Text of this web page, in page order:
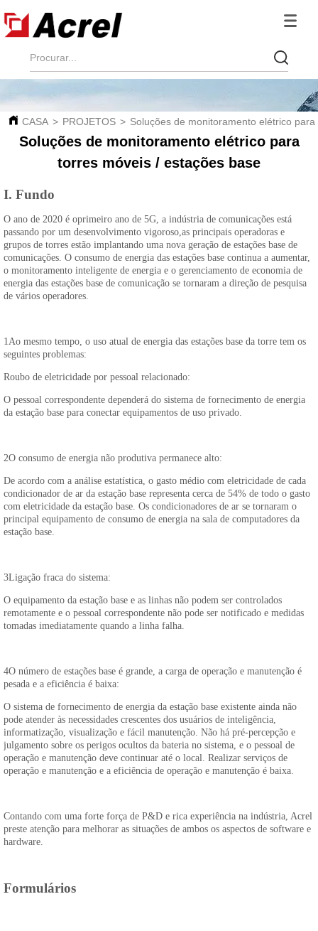
CASA > PROJETOS > Soluções de monitoramento elétrico
Soluções de monitoramento elétrico para
torres móveis / estações base